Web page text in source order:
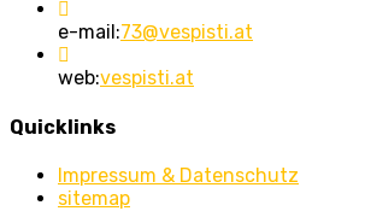
e-mail:73@vespisti.at
web:vespisti.at
Quicklinks
Impressum & Datenschutz
sitemap